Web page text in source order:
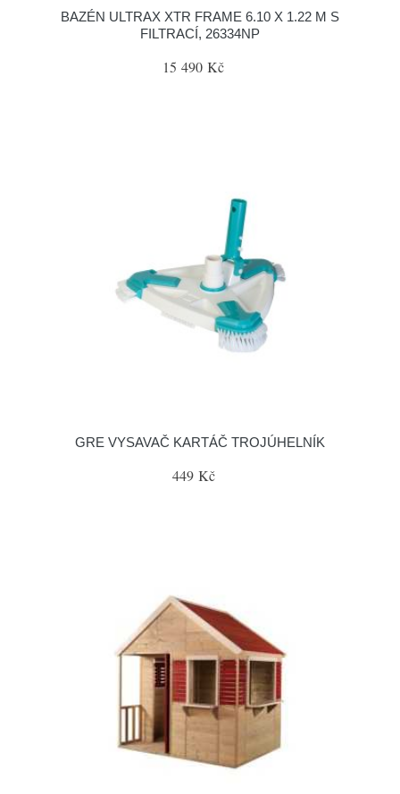
BAZÉN ULTRAX XTR FRAME 6.10 X 1.22 M S
FILTRACÍ, 26334NP
15 490 Kč
GRE VYSAVAČ KARTÁČ TROJÚHELNÍK
449 Kč